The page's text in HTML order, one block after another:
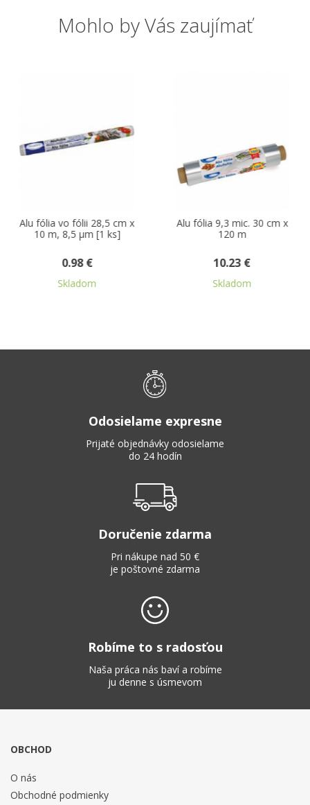
Mohlo by Vás zaujímať
fólia vo fólii 28,5 cm x
10 m, 8,5 µm [1 ks]
0.98 €
Skladom
Alu fólia 9,3 mic. 30 cm x
120 m
10.23 €
Skladom
Odosielame expresne
Prijaté objednávky odosielame
do 24 hodín
Doručenie zdarma
Pri nákupe nad 50 €
je poštovné zdarma
Robíme to s radosťou
Naša práca nás baví a robíme
ju denne s úsmevom
OBCHOD
O nás
Obchodné podmienky